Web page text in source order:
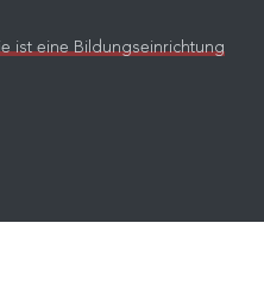
ist eine Bildungseinrichtung